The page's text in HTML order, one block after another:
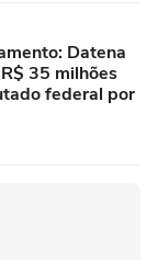
Datena
35 milhões
federal por